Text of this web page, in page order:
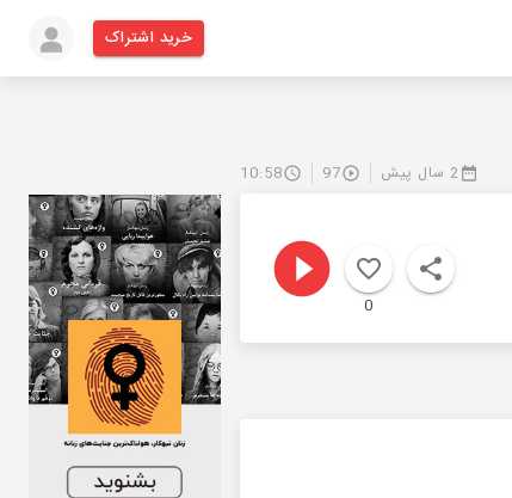
خرید اشتراک
2 سال پیش 97
10:58
0